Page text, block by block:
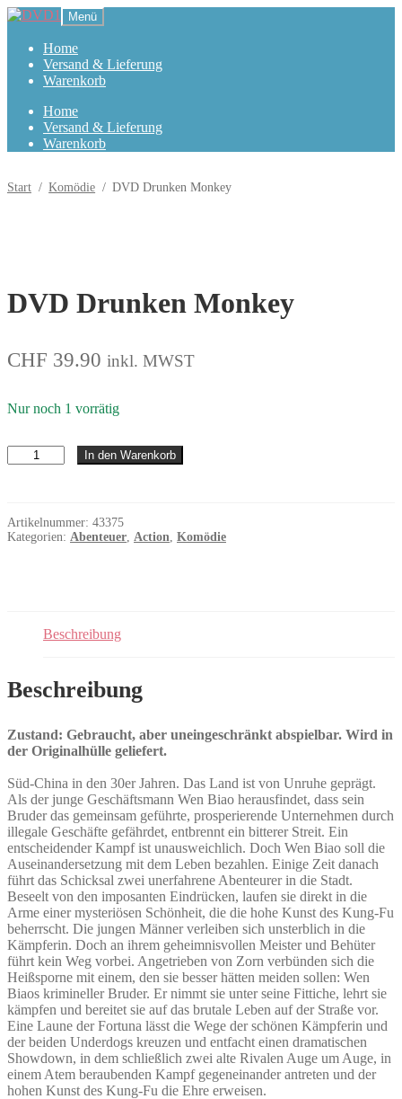
Zur
Navigation
springen
Zum
springen
Menü
Home
Versand & Lieferung
Warenkorb
Home
Versand & Lieferung
Warenkorb
Start / Komödie / DVD Drunken Monkey
DVD Drunken Monkey
CHF 39.90 inkl. MWST
Nur noch 1 vorrätig
Drunken
Monkey
In den Warenkorb
Artikelnummer: 43375
Kategorien: Abenteuer Action Komödie
Beschreibung
Beschreibung
Zustand: Gebraucht, aber uneingeschränkt abspielbar. Wird in
der Originalhülle geliefert.
Süd-China in den 30er Jahren. Das Land ist von Unruhe geprägt.
Als der junge Geschäftsmann Wen Biao herausfindet, dass sein
Bruder das gemeinsam geführte, prosperierende Unternehmen durch
illegale Geschäfte gefährdet, entbrennt ein bitterer Streit. Ein
entscheidender Kampf ist unausweichlich. Doch Wen Biao soll die
Auseinandersetzung mit dem Leben bezahlen. Einige Zeit danach
führt das Schicksal zwei unerfahrene Abenteurer in die Stadt.
Beseelt von den imposanten Eindrücken, laufen sie direkt in die
Arme einer mysteriösen Schönheit, die die hohe Kunst des Kung-Fu
beherrscht. Die jungen Männer verleiben sich unsterblich in die
Kämpferin. Doch an ihrem geheimnisvollen Meister und Behüter
führt kein Weg vorbei. Angetrieben von Zorn verbünden sich die
Heißsporne mit einem, den sie besser hätten meiden sollen: Wen
Biaos krimineller Bruder. Er nimmt sie unter seine Fittiche, lehrt sie
kämpfen und bereitet sie auf das brutale Leben auf der Straße vor.
Eine Laune der Fortuna lässt die Wege der schönen Kämpferin und
der beiden Underdogs kreuzen und entfacht einen dramatischen
Showdown, in dem schließlich zwei alte Rivalen Auge um Auge, in
einem Atem beraubenden Kampf gegeneinander antreten und der
hohen Kunst des Kung-Fu die Ehre erweisen.